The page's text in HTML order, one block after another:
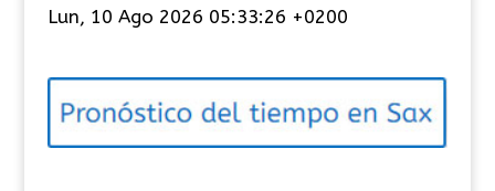
e
o
í
Lun, 10 Ago 2026 05:33:27 +0200